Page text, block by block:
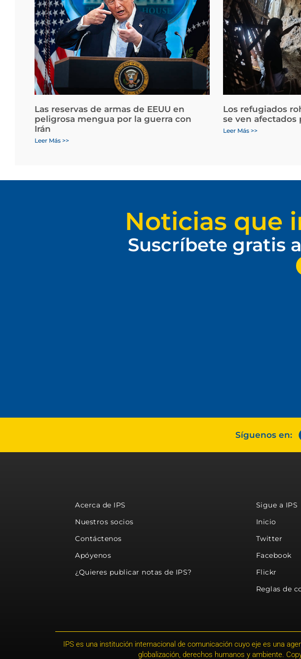
Las reservas de armas de EEUU en
peligrosa mengua por la guerra con
Irán
Leer Más >>
Los refugiados
se ven afectados
Leer Más >>
Noticias que
Suscríbete gratis
Síguenos en:
Acerca de IPS
Nuestros socios
Contáctenos
Apóyenos
¿Quieres publicar notas de IPS?
Sigue a IPS
Inicio
Twitter
Facebook
Flickr
Reglas de
IPS es una institución internacional de comunicación cuyo eje es una
globalización, derechos humanos y ambiente.